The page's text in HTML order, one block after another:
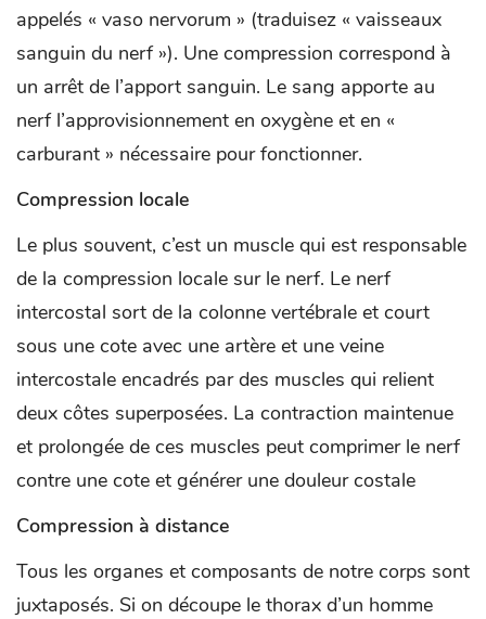
appelés « vaso nervorum » (traduisez « vaisseaux
sanguin du nerf »). Une compression correspond à
un arrêt de l’apport sanguin. Le sang apporte au
nerf l’approvisionnement en oxygène et en «
carburant » nécessaire pour fonctionner.
Compression locale
Le plus souvent, c’est un muscle qui est responsable
de la compression locale sur le nerf. Le nerf
intercostal sort de la colonne vertébrale et court
sous une cote avec une artère et une veine
intercostale encadrés par des muscles qui relient
deux côtes superposées. La contraction maintenue
et prolongée de ces muscles peut comprimer le nerf
contre une cote et générer une douleur costale
Compression à distance
Tous les organes et composants de notre corps sont
juxtaposés. Si on découpe le thorax d’un homme